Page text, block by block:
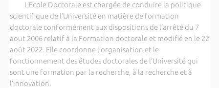
L’Ecole Doctorale est chargée de conduire la politique
scientifique de l’Université en matière de formation
doctorale conformément aux dispositions de l’arrêté du 7
aout 2006 relatif à la Formation doctorale et modifié en le 22
août 2022. Elle coordonne l’organisation et le
fonctionnement des études doctorales de l’Université qui
sont une formation par la recherche, à la recherche et à
l’innovation.